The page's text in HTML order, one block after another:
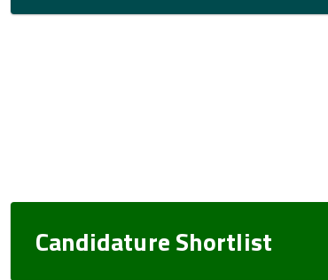
Candidature Shortlist